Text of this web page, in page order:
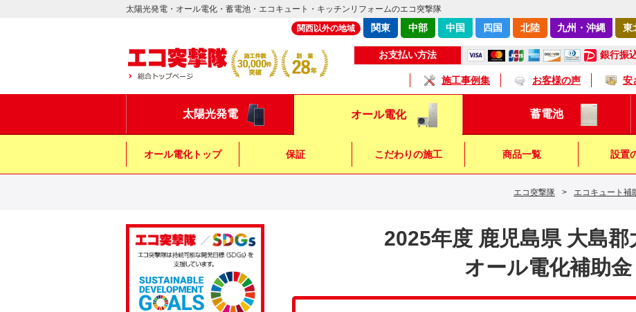
太陽光発電・オール電化・蓄電池・エコキュート・キッチンリフォームのエコ突撃隊
お支払い方法 銀行振
施工事例集 お客様の声 安
関西以外の地域 関東 中部 中国 四国 北陸 九州・沖縄 東
太陽光発電 オール電化 蓄電池
オール電化トップ 保証 こだわりの施工 商品一覧 設置
エコ突撃隊 > エコキュート補
2025年度 鹿児島県 大島郡
オール電化補助金